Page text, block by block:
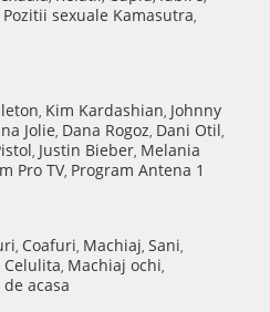
Pozitii sexuale Kamasutra,
, Kim Kardashian, Johnny
Jolie, Dana Rogoz, Dani Otil,
, Justin Bieber, Melania
Pro TV, Program Antena 1
, Coafuri, Machiaj, Sani,
Celulita, Machiaj ochi,
acasa